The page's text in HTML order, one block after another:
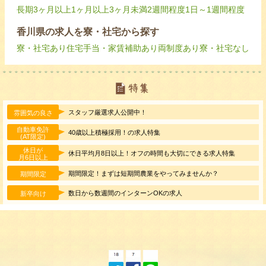
長期3ヶ月以上1ヶ月以上3ヶ月未満2週間程度1日～1週間程度
香川県の求人を寮・社宅から探す
寮・社宅あり住宅手当・家賃補助あり 両制度あり寮・社宅なし
雰囲気の良さ スタッフ厳選求人公開中！
自動車免許
(AT限定)
40歳以上積極採用！の求人特集
休日が
月6日以上
休日平均月8日以上！オフの時間も大切にできる求人特集
期間限定 期間限定！まずは短期間農業をやってみませんか？
新卒向け 数日から数週間のインターンOKの求人